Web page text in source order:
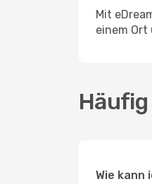
Mit
einem Ort
Wie kann